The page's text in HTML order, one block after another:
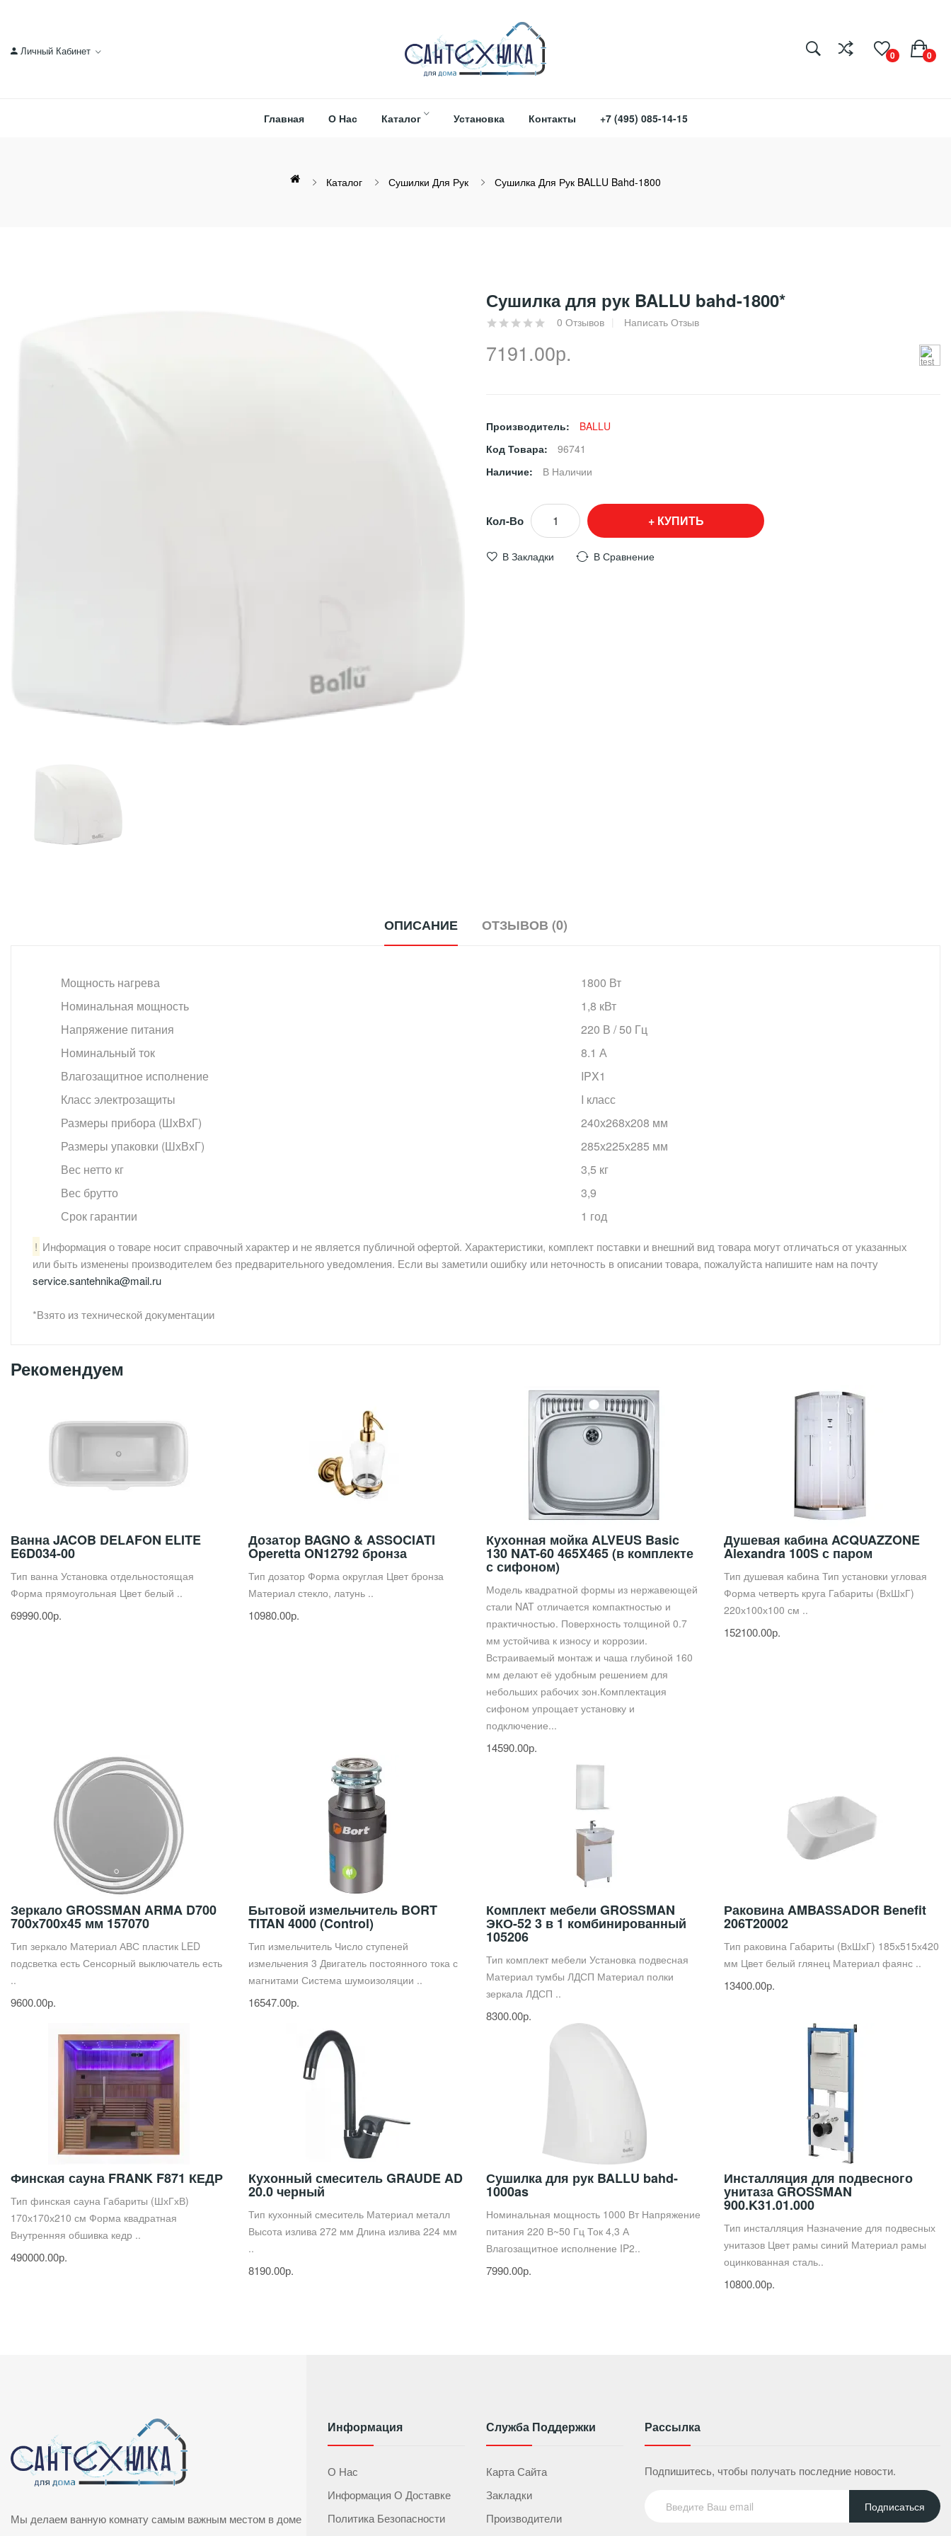
Личный Кабинет 0 0
Главная О Нас Каталог Установка Контакты +7 (495) 085-14-15
Каталог Сушилки Для Рук Сушилка Для Рук BALLU Bahd-1800
Сушилка для рук BALLU bahd-1800*
0 Отзывов Написать Отзыв
7191.00р.
Производитель:
BALLU
Код Товара:
96741
Наличие:
В Наличии
Кол-Во КУПИТЬ
В Закладки В Сравнение
ОПИСАНИЕ ОТЗЫВОВ (0)
Мощность нагрева
1800 Вт
Номинальная мощность
1,8 кВт
Напряжение питания
220 В / 50 Гц
Номинальный ток
8.1 А
Влагозащитное исполнение
IPX1
Класс электрозащиты
I класс
Размеры прибора (ШхВхГ)
240х268х208 мм
Размеры упаковки (ШхВхГ)
285х225х285 мм
Вес нетто кг
3,5 кг
Вес брутто
3,9
Срок гарантии
1 год
! Информация о товаре носит справочный характер и не является публичной офертой. Характеристики, комплект поставки и внешний вид товара могут отличаться от указанных
или быть изменены производителем без предварительного уведомления. Если вы заметили ошибку или неточность в описании товара, пожалуйста напишите нам на почту
service.santehnika@mail.ru
*Взято из технической документации
Рекомендуем
Ванна JACOB DELAFON ELITE
E6D034-00
Тип ванна Установка отдельностоящая
Форма прямоугольная Цвет белый ..
69990.00р.
Дозатор BAGNO & ASSOCIATI
Operetta ON12792 бронза
Тип дозатор Форма округлая Цвет бронза
Материал стекло, латунь ..
10980.00р.
Кухонная мойка ALVEUS Basic
130 NAT-60 465X465 (в комплекте
с сифоном)
Модель квадратной формы из нержавеющей
стали NAT отличается компактностью и
практичностью. Поверхность толщиной 0.7
мм устойчива к износу и коррозии.
Встраиваемый монтаж и чаша глубиной 160
мм делают её удобным решением для
небольших рабочих зон.Комплектация
сифоном упрощает установку и
подключение...
14590.00р.
Душевая кабина ACQUAZZONE
Alexandra 100S с паром
Тип душевая кабина Тип установки угловая
Форма четверть круга Габариты (ВхШхГ)
220х100х100 см ..
152100.00р.
Зеркало GROSSMAN ARMA D700
700х700х45 мм 157070
Тип зеркало Материал АВС пластик LED
подсветка есть Сенсорный выключатель есть
..
9600.00р.
Бытовой измельчитель BORT
TITAN 4000 (Control)
Тип измельчитель Число ступеней
измельчения 3 Двигатель постоянного тока с
магнитами Система шумоизоляции ..
16547.00р.
Комплект мебели GROSSMAN
ЭКО-52 3 в 1 комбинированный
105206
Тип комплект мебели Установка подвесная
Материал тумбы ЛДСП Материал полки
зеркала ЛДСП ..
8300.00р.
Раковина AMBASSADOR Benefit
206T20002
Тип раковина Габариты (ВхШхГ) 185х515х420
мм Цвет белый глянец Материал фаянс ..
13400.00р.
Финская сауна FRANK F871 КЕДР
Тип финская сауна Габариты (ШхГхВ)
170х170х210 см Форма квадратная
Внутренняя обшивка кедр ..
490000.00р.
Кухонный смеситель GRAUDE AD
20.0 черный
Тип кухонный смеситель Материал металл
Высота излива 272 мм Длина излива 224 мм
..
8190.00р.
Сушилка для рук BALLU bahd-
1000as
Номинальная мощность 1000 Вт Напряжение
питания 220 В~50 Гц Ток 4,3 А
Влагозащитное исполнение IP2..
7990.00р.
Инсталляция для подвесного
унитаза GROSSMAN
900.K31.01.000
Тип инсталляция Назначение для подвесных
унитазов Цвет рамы синий Материал рамы
оцинкованная сталь..
10800.00р.
Мы делаем ванную комнату самым важным местом в доме
Информация
О Нас
Информация О Доставке
Политика Безопасности
Служба Поддержки
Карта Сайта
Закладки
Производители
Рассылка
Подпишитесь, чтобы получать последние новости.
Подписаться